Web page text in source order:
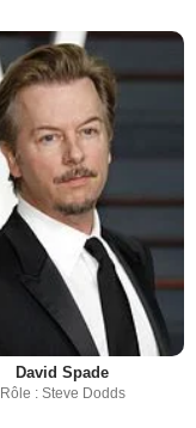
David Spade
Rôle : Steve Dodds